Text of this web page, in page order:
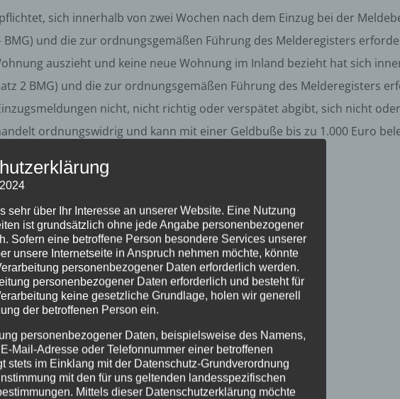
sich innerhalb von zwei Wochen nach dem Einzug bei der
BMG) und die zur ordnungsgemäßen Führung des Melderegisters
auszieht und keine neue Wohnung im Inland bezieht hat sich
2 BMG) und die zur ordnungsgemäßen Führung des Melderegisters
nicht, nicht richtig oder verspätet abgibt, sich nicht
ordnungswidrig und kann mit einer Geldbuße bis zu 1.000 Euro
den Datenschutz:
sehr über Ihr Interesse an unserer Website. Eine Nutzung
ist grundsätzlich ohne jede Angabe personenbezogener
Sofern eine betroffene Person besondere Services unserer
unsere Internetseite in Anspruch nehmen möchte, könnte
personenbezogener Daten erforderlich werden.
personenbezogener Daten erforderlich und besteht für
keine gesetzliche Grundlage, holen wir generell
der betroffenen Person ein.
personenbezogener Daten, beispielsweise des Namens,
Mail-Adresse oder Telefonnummer einer betroffenen
stets im Einklang mit der Datenschutz-Grundverordnung
mit den für uns geltenden landesspezifischen
Mittels dieser Datenschutzerklärung möchte